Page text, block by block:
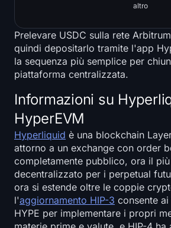
altro
Prelevare USDC sulla rete
quindi depositarlo tramite l'app
la sequenza più semplice per
piattaforma centralizzata.
Informazioni su
HyperEVM
Hyperliquid è una blockchain
attorno a un exchange con order
completamente pubblico, ora il
decentralizzato per i perpetual
ora si estende oltre le coppie
l'aggiornamento HIP-3 consente
HYPE per implementare i propri